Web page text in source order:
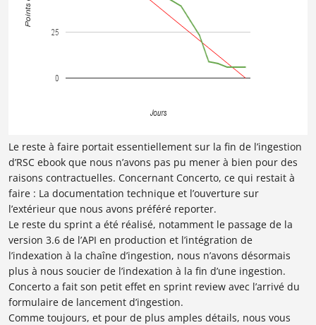
Le reste à faire portait essentiellement sur la fin de l’ingestion
d’RSC ebook que nous n’avons pas pu mener à bien pour des
raisons contractuelles. Concernant Concerto, ce qui restait à
faire : La documentation technique et l’ouverture sur
l’extérieur que nous avons préféré reporter.
Le reste du sprint a été réalisé, notamment le passage de la
version 3.6 de l’API en production et l’intégration de
l’indexation à la chaîne d’ingestion, nous n’avons désormais
plus à nous soucier de l’indexation à la fin d’une ingestion.
Concerto a fait son petit effet en sprint review avec l’arrivé du
formulaire de lancement d’ingestion.
Comme toujours, et pour de plus amples détails, nous vous